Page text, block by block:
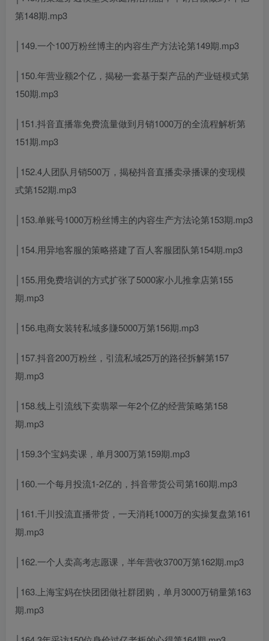
第148期.mp3
│149.一个100万粉丝博主的内容生产方法论第149期.mp3
│150.年营业额2个亿，揭秘一套基于梨产品的产业链模式第
150期.mp3
│151.抖音直播靠免费流量做到月销1000万的全流程解析第
151期.mp3
│152.4人团队月销500万，揭秘抖音直播卖录播课的变现模
式第152期.mp3
│153.单账号1000万粉丝博主的内容生产方法论第153期.mp3
│154.用异地客服的策略搭建了百人客服团队第154期.mp3
│155.用免费培训的方式扩张了5000家小儿推拿店第155
期.mp3
│156.电商女装转私域多賺5000万第156期.mp3
│157.抖音200万粉丝，引流私域25万的路径拆解第157
期.mp3
│158.线上引流线下卖翡翠一年2个亿的经营策略第158
期.mp3
│159.3个宝妈卖课，单月300万第159期.mp3
│160.一个每月投流1-2亿的，抖音带货公司第160期.mp3
│161.千川投流直播带货，一天消耗1000万的实操复盘第161
期.mp3
│162.一个人卖高考志愿课，半年营收3700万第162期.mp3
│163.上海宝妈在快团团做社群团购，单月3000万销量第163
期.mp3